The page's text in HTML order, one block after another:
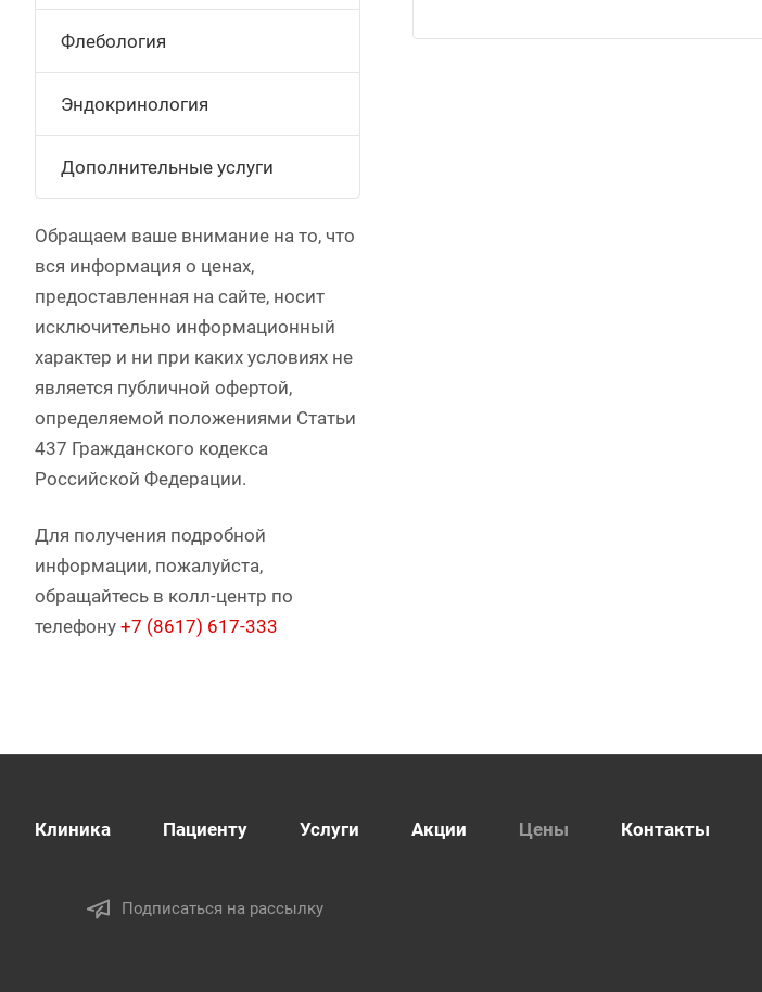
Флебология
Эндокринология
Дополнительные услуги
Обращаем ваше внимание на то, что
вся информация о ценах,
предоставленная на сайте, носит
исключительно информационный
характер и ни при каких условиях не
является публичной офертой,
определяемой положениями Статьи
437 Гражданского кодекса
Российской Федерации.
Для получения подробной
информации, пожалуйста,
обращайтесь в колл-центр по
телефону +7 (8617) 617-333
Клиника Пациенту Услуги Акции Цены Контакты
Подписаться на рассылку